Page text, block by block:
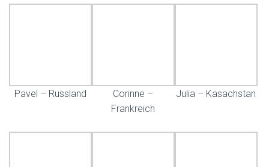
Pavel – Russland
Corinne –
Frankreich
Julia – Kasachstan